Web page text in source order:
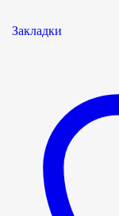
Закладки